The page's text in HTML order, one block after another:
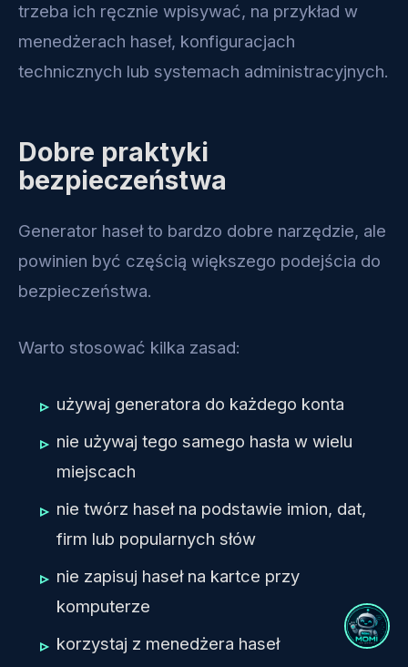
trzeba ich ręcznie wpisywać, na przykład w
menedżerach haseł, konfiguracjach
technicznych lub systemach administracyjnych.
Dobre praktyki
bezpieczeństwa
Generator haseł to bardzo dobre narzędzie, ale
powinien być częścią większego podejścia do
bezpieczeństwa.
Warto stosować kilka zasad:
używaj generatora do każdego konta
nie używaj tego samego hasła w wielu
miejscach
nie twórz haseł na podstawie imion, dat,
firm lub popularnych słów
nie zapisuj haseł na kartce przy
komputerze
korzystaj z menedżera haseł